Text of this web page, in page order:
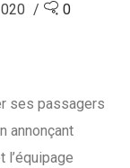
0
ses passagers
annonçant
l’équipage